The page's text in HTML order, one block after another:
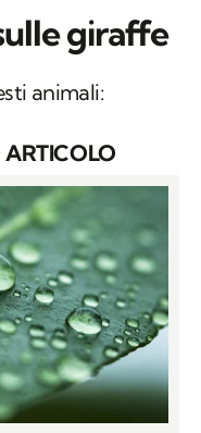
giraffe
animali:
ARTICOLO